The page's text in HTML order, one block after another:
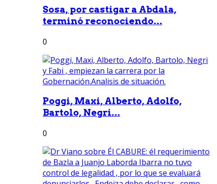
Sosa, por castigar a Abdala,
terminó reconociendo...
0
Poggi, Maxi, Alberto, Adolfo,
Bartolo, Negri...
0